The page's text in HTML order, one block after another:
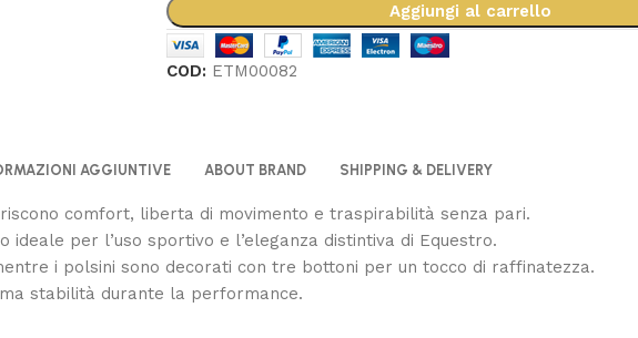
Aggiungi al carrello
COD: ETM00082
AGGIUNTIVE ABOUT BRAND SHIPPING & DELIVERY
comfort, liberta di movimento e traspirabilità senza pari.
per l’uso sportivo e l’eleganza distintiva di Equestro.
i polsini sono decorati con tre bottoni per un tocco di raffinatezza.
stabilità durante la performance.